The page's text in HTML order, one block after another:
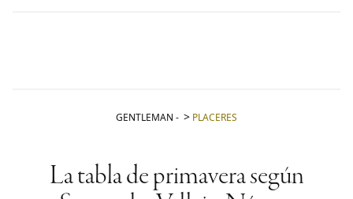
GENTLEMAN - PLACERES
La tabla de primavera según